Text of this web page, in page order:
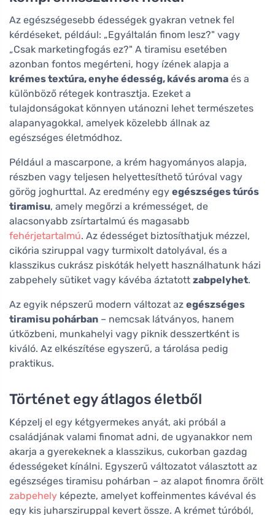
Az egészségesebb édességek gyakran vetnek fel
kérdéseket, például: „Egyáltalán finom lesz?" vagy
„Csak marketingfogás ez?" A tiramisu esetében
azonban fontos megérteni, hogy ízének alapja a
krémes textúra, enyhe édesség, kávés aroma és a
különböző rétegek kontrasztja. Ezeket a
tulajdonságokat könnyen utánozni lehet természetes
alapanyagokkal, amelyek közelebb állnak az
egészséges életmódhoz.
Például a mascarpone, a krém hagyományos alapja,
részben vagy teljesen helyettesíthető túróval vagy
görög joghurttal. Az eredmény egy egészséges túrós
tiramisu, amely megőrzi a krémességet, de
alacsonyabb zsírtartalmú és magasabb
fehérjetartalmú. Az édességet biztosíthatjuk mézzel,
cikória sziruppal vagy turmixolt datolyával, és a
klasszikus cukrász piskóták helyett használhatunk házi
zabpehely sütiket vagy kávéba áztatott zabpelyhet.
Az egyik népszerű modern változat az egészséges
tiramisu pohárban – nemcsak látványos, hanem
útközbeni, munkahelyi vagy piknik desszertként is
kiváló. Az elkészítése egyszerű, a tárolása pedig
praktikus.
Történet egy átlagos életből
Képzelj el egy kétgyermekes anyát, aki próbál a
családjának valami finomat adni, de ugyanakkor nem
akarja a gyerekeknek a klasszikus, cukorban gazdag
édességeket kínálni. Egyszerű változatot választott az
egészséges tiramisu pohárban – az alapot finomra őrölt
zabpehely képezte, amelyet koffeinmentes kávéval és
egy kis juharsziruppal kevert össze. A krémet túróból,